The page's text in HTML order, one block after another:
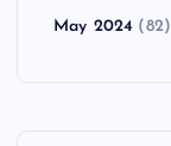
May 2024 (82)